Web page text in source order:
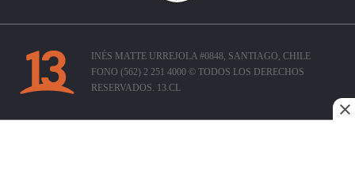
INÉS MATTE URREJOLA #0848, SANTIAGO, CHILE
FONO (562) 2 251 4000 © TODOS LOS DERECHOS
RESERVADOS. 13.CL